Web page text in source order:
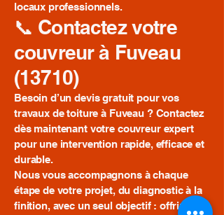
locaux professionnels.
📞 Contactez votre
couvreur à Fuveau
(13710)
Besoin d’un devis gratuit pour vos
travaux de toiture à Fuveau ? Contactez
dès maintenant votre couvreur expert
pour une intervention rapide, efficace et
durable.
Nous vous accompagnons à chaque
étape de votre projet, du diagnostic à la
finition, avec un seul objectif : offrir à